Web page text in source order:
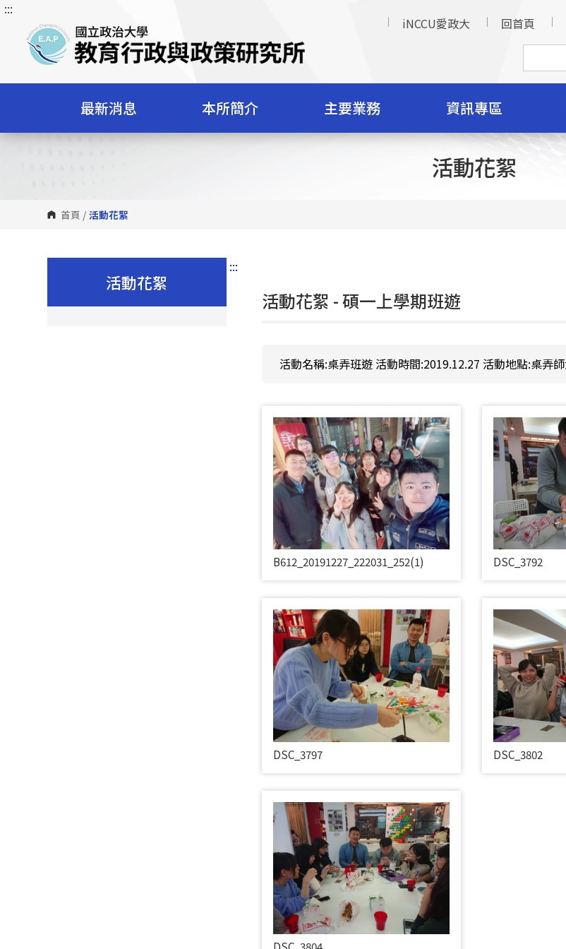
跳
內
塊
:::
iNCCU愛政大
回首頁
最新消息 本所簡介 主要業務 資訊專區
活動花絮
首頁 / 活動花絮
活動花絮
:::
活動花絮 - 碩一上學期班遊
活動名稱:桌弄班遊 活動時間:2019.12.27 活動地點:桌弄
B612_20191227_222031_252(1) DSC_3792
DSC_3797 DSC_3802